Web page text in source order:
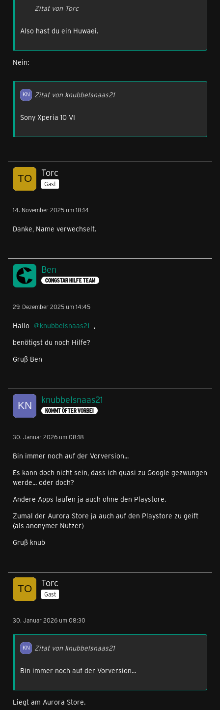
Zitat von Torc
Also hast du ein Huwaei.
Nein:
Zitat von knubbelsnaas21
Sony Xperia 10 VI
Torc
Gast
14. November 2025 um 18:14
Danke, Name verwechselt.
Ben
CONGSTAR HILFE TEAM
29. Dezember 2025 um 14:45
Hallo knubbelsnaas21 ,
benötigst du noch Hilfe?
Gruß Ben
knubbelsnaas21
KOMMT ÖFTER VORBEI
30. Januar 2026 um 08:18
Bin immer noch auf der Vorversion...
Es kann doch nicht sein, dass ich quasi zu Google gezwungen
werde... oder doch?
Andere Apps laufen ja auch ohne den Playstore.
Zumal der Aurora Store ja auch auf den Playstore zu geift
(als anonymer Nutzer)
Gruß knub
Torc
Gast
30. Januar 2026 um 08:30
Zitat von knubbelsnaas21
Bin immer noch auf der Vorversion...
Liegt am Aurora Store.